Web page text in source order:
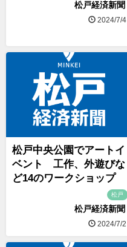
松戸経済新聞
2024/7/4
松戸中央公園でアートイ
ベント 工作、外遊びな
ど14のワークショップ
松戸
松戸経済新聞
2024/7/2